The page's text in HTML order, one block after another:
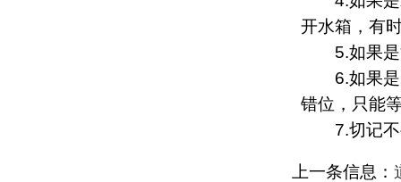
开水箱，有
5.如果是
6.如果是
错位，只能
7.切记不
上一条信息：